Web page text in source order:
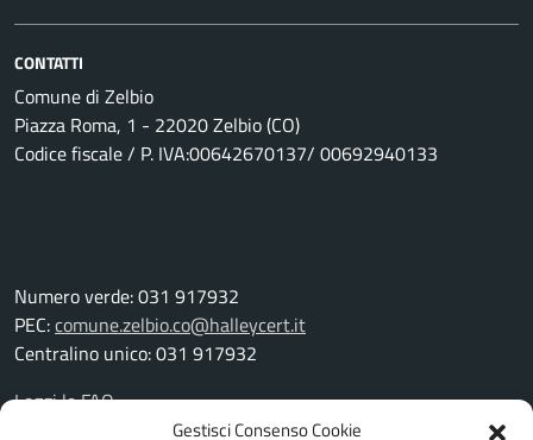
Gestisci Consenso Cookie
CONTATTI
Comune di Zelbio
Piazza Roma, 1 - 22020 Zelbio (CO)
Codice fiscale / P. IVA:00642670137/ 00692940133
Numero verde: 031 917932
PEC:comune.zelbio.co@halleycert.it
Centralino unico: 031 917932
Leggi le FAQ
Prenotazione appuntamento